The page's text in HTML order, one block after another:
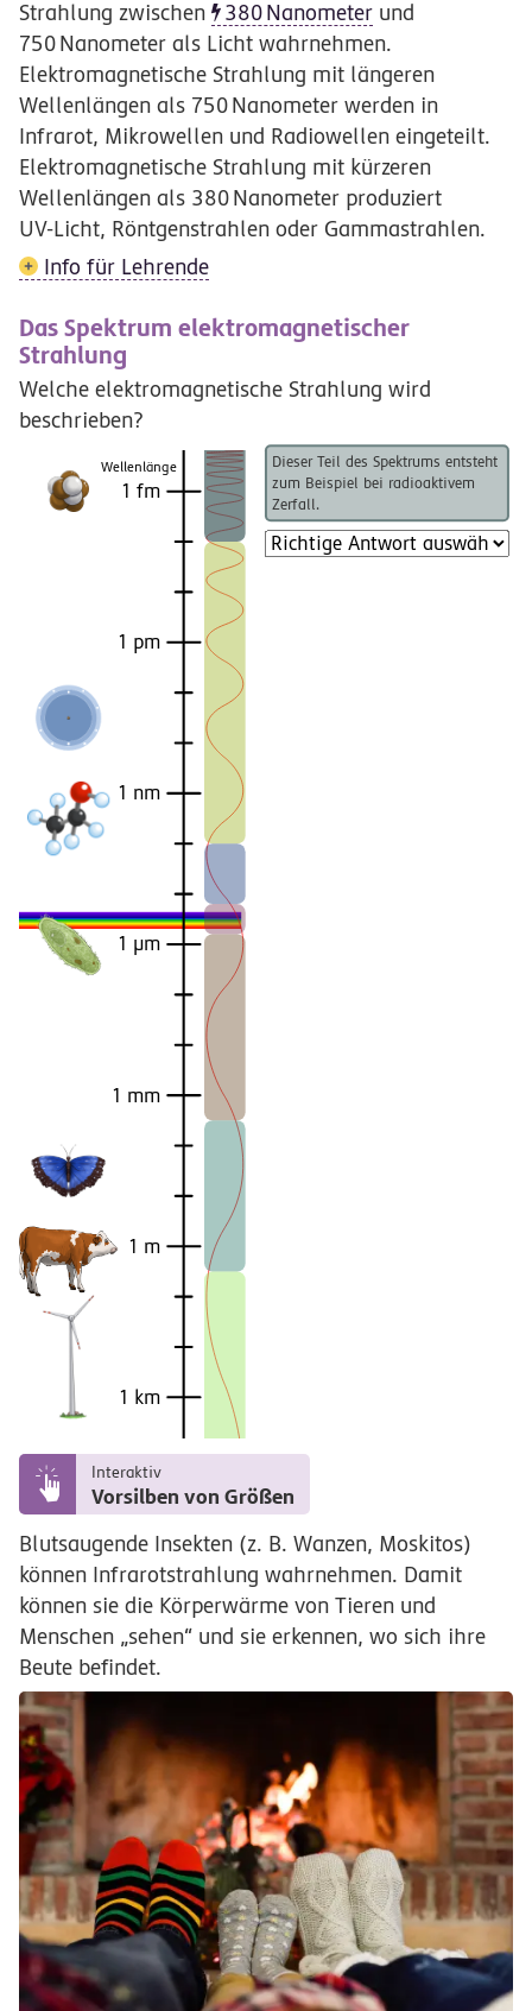
Strahlung zwischen 380Nanometer und
750Nanometer als Licht wahrnehmen.
Elektromagnetische Strahlung mit längeren
Wellenlängen als 750Nanometer werden in
Infrarot, Mikrowellen und Radiowellen eingeteilt.
Elektromagnetische Strahlung mit kürzeren
Wellenlängen als 380Nanometer produziert
UV-Licht, Röntgenstrahlen oder Gammastrahlen.
Info für Lehrende
Das Spektrum elektromagnetischer
Strahlung
Welche elektromagnetische Strahlung wird
beschrieben?
Dieser Teil des Spektrums entsteht
zum Beispiel bei radioaktivem
Zerfall.
Wellenlänge
1 fm
1 pm
1 nm
1 µm
1 mm
1 m
1 km
Interaktiv
Vorsilben von Größen
Blutsaugende Insekten (z. B. Wanzen, Moskitos)
können Infrarotstrahlung wahrnehmen. Damit
können sie die Körperwärme von Tieren und
Menschen „sehen“ und sie erkennen, wo sich ihre
Beute befindet.